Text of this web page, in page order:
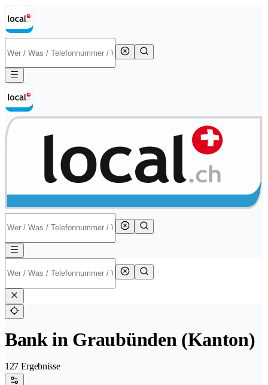
Bank in Graubünden (Kanton)
127 Ergebnisse